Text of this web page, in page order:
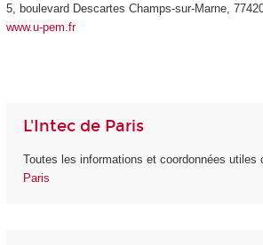
5, boulevard Descartes Champs-sur-Marne,
www.u-pem.fr
L'Intec de Paris
Toutes les informations et coordonnées utiles
Paris